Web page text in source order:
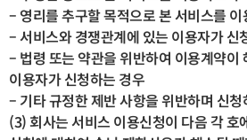
– 영리를 추구할 목적으로 본 서비스를
– 서비스와 경쟁관계에 있는 이용자가 신
– 법령 또는 약관을 위반하여 이용계약이
이용자가 신청하는 경우
– 기타 규정한 제반 사항을 위반하며 신청
(3) 회사는 서비스 이용신청이 다음 각 호